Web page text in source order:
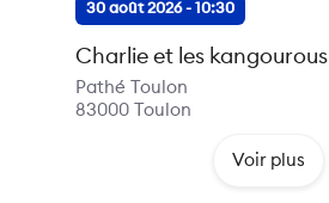
30 août 2026 - 10:30
Charlie et les kangourous
Pathé Toulon
83000
Toulon
Voir plus